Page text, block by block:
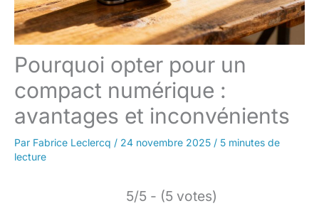
Pourquoi opter pour un
compact numérique :
avantages et inconvénients
Par Fabrice Leclercq / 24 novembre 2025 / 5 minutes de
lecture
5/5 - (5 votes)